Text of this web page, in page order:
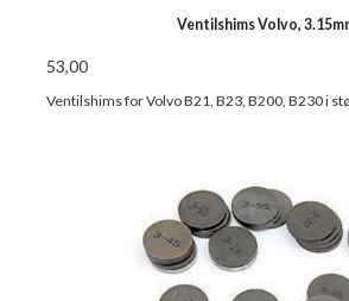
Ventilshims Volvo,
53,00
Ventilshims for Volvo B21, B23, B200, B230 i